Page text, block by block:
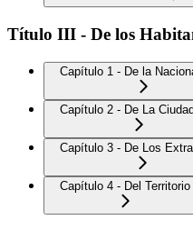
Título III - De los
Capítulo 1 - De la
Capítulo 2 - De La
Capítulo 3 - De Los
Capítulo 4 - Del Territorio